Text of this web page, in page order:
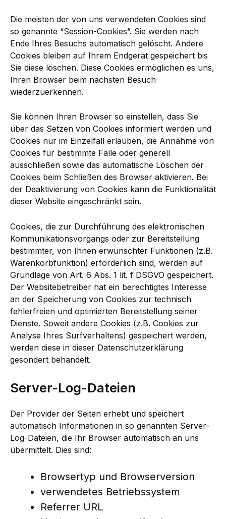
Die meisten der von uns verwendeten Cookies sind
so genannte “Session-Cookies”. Sie werden nach
Ende Ihres Besuchs automatisch gelöscht. Andere
Cookies bleiben auf Ihrem Endgerät gespeichert bis
Sie diese löschen. Diese Cookies ermöglichen es uns,
Ihren Browser beim nächsten Besuch
wiederzuerkennen.
Sie können Ihren Browser so einstellen, dass Sie
über das Setzen von Cookies informiert werden und
Cookies nur im Einzelfall erlauben, die Annahme von
Cookies für bestimmte Fälle oder generell
ausschließen sowie das automatische Löschen der
Cookies beim Schließen des Browser aktivieren. Bei
der Deaktivierung von Cookies kann die Funktionalität
dieser Website eingeschränkt sein.
Cookies, die zur Durchführung des elektronischen
Kommunikationsvorgangs oder zur Bereitstellung
bestimmter, von Ihnen erwünschter Funktionen (z.B.
Warenkorbfunktion) erforderlich sind, werden auf
Grundlage von Art. 6 Abs. 1 lit. f DSGVO gespeichert.
Der Websitebetreiber hat ein berechtigtes Interesse
an der Speicherung von Cookies zur technisch
fehlerfreien und optimierten Bereitstellung seiner
Dienste. Soweit andere Cookies (z.B. Cookies zur
Analyse Ihres Surfverhaltens) gespeichert werden,
werden diese in dieser Datenschutzerklärung
gesondert behandelt.
Server-Log-Dateien
Der Provider der Seiten erhebt und speichert
automatisch Informationen in so genannten Server-
Log-Dateien, die Ihr Browser automatisch an uns
übermittelt. Dies sind:
Browsertyp und Browserversion
verwendetes Betriebssystem
Referrer URL